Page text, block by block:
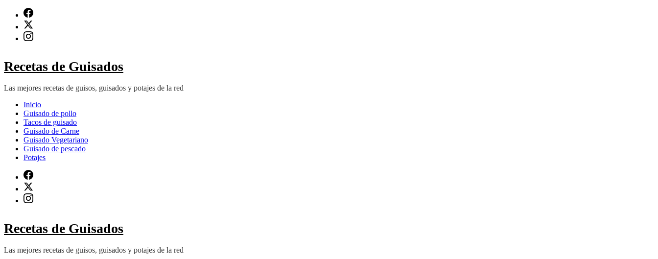
contenido
(presiona
Recetas de Guisados
Las mejores recetas de guisos, guisados y potajes de la red
Inicio
Guisado de pollo
Tacos de guisado
Guisado de Carne
Guisado Vegetariano
Guisado de pescado
Potajes
Recetas de Guisados
Las mejores recetas de guisos, guisados y potajes de la red